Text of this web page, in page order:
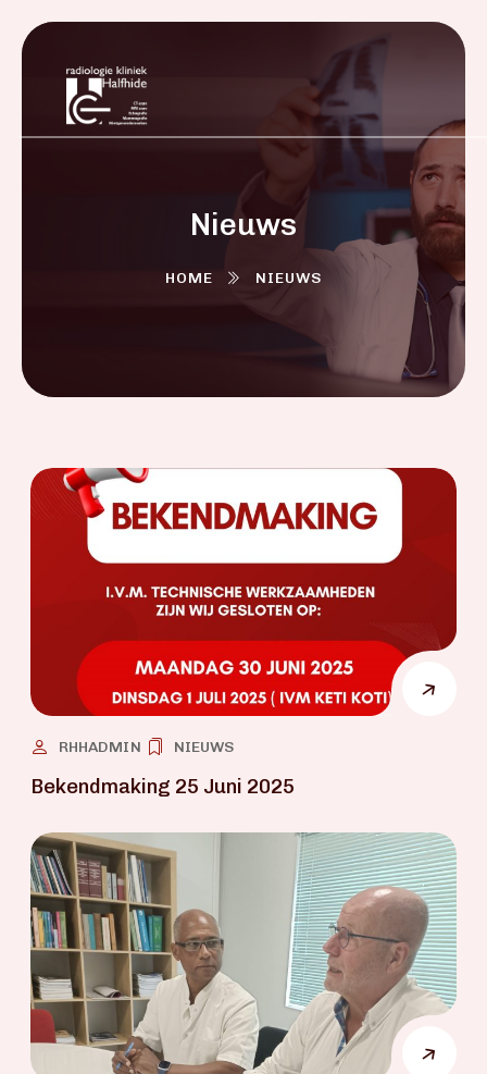
Nieuws
HOME NIEUWS
RHHADMIN NIEUWS
Bekendmaking 25 Juni 2025